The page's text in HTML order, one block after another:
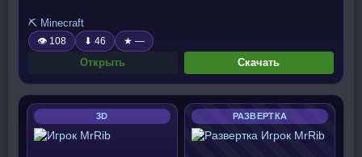
⛏️ Minecraft
👁 108 ⬇ 46 ★ —
Открыть Скачать
3D РАЗВЕРТКА